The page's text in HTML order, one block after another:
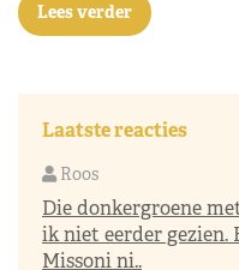
Lees verder
Laatste reacties
Roos
Die donkergroene
ik niet eerder gezien.
Missoni ni..